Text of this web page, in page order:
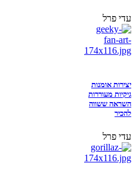
עדי פרל
יצירות אומנות
גיקיות מעוררות
השראה ששווה
להכיר
עדי פרל